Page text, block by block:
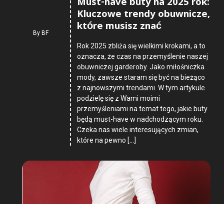
ByBF
Kluczowe trendy obuwnicze,
które musisz znać
Rok 2025 zbliża się wielkimi krokami, a to
oznacza, że czas na przemyślenie naszej
obuwniczej garderoby. Jako miłośniczka
mody, zawsze staram się być na bieżąco
z najnowszymi trendami. W tym artykule
podzielę się z Wami moimi
przemyśleniami na temat tego, jakie buty
będą must-have w nadchodzącym roku.
Czeka nas wiele interesujących zmian,
które na pewno […]